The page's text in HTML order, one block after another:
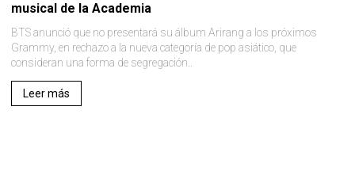
musical de la Academia
BTS anunció que no presentará su álbum Arirang a los próximos
Grammy, en rechazo a la nueva categoría de pop asiático, que
consideran una forma de segregación..
Leer más